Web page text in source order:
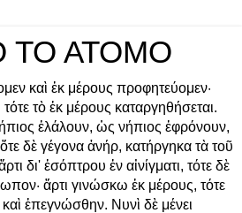
ΤΟ ΑΤΟΜΟ
καὶ ἐκ μέρους προφητεύομεν·
τότε τὸ ἐκ μέρους καταργηθήσεται.
ἐλάλουν, ὡς νήπιος ἐφρόνουν,
δὲ γέγονα ἀνήρ, κατήργηκα τὰ τοῦ
δι' ἐσόπτρου ἐν αἰνίγματι, τότε δὲ
ἄρτι γινώσκω ἐκ μέρους, τότε
ἐπεγνώσθην. Νυνὶ δὲ μένει